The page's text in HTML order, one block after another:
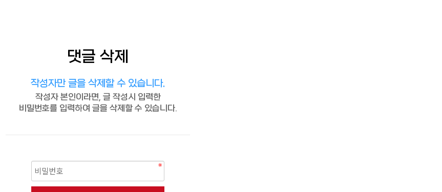
댓글 삭제
작성자만 글을 삭제할 수 있습니다.
작성자 본인이라면, 글 작성시 입력한
비밀번호를 입력하여 글을 삭제할 수 있습니다.